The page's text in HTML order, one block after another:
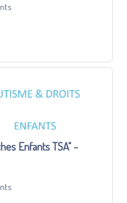
Enfants TSA" -